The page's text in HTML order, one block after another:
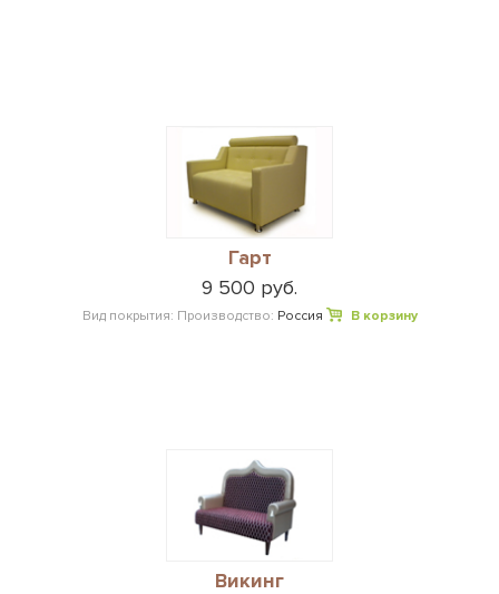
Гарт
9 500 руб.
Вид покрытия: Производство: Россия В корзину
Викинг